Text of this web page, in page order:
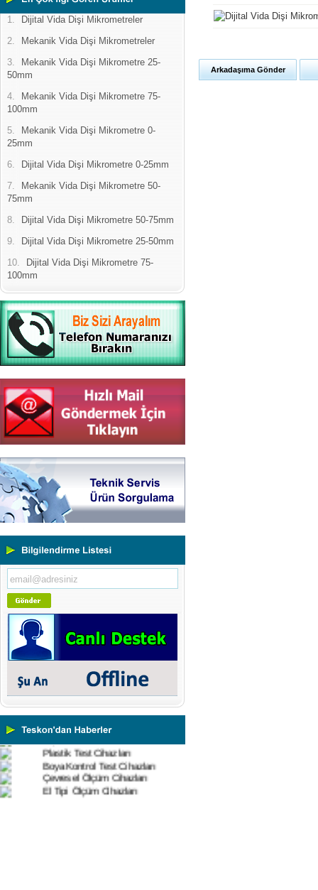
1.
Dijital Vida Dişi Mikrometreler
2.
Mekanik Vida Dişi Mikrometreler
3.
Mekanik Vida Dişi Mikrometre 25-
50mm
4.
Mekanik Vida Dişi Mikrometre 75-
100mm
5.
Mekanik Vida Dişi Mikrometre 0-
25mm
6.
Dijital Vida Dişi Mikrometre 0-25mm
7.
Mekanik Vida Dişi Mikrometre 50-
75mm
8.
Dijital Vida Dişi Mikrometre 50-75mm
9.
Dijital Vida Dişi Mikrometre 25-50mm
10.
Dijital Vida Dişi Mikrometre 75-
100mm
Yeni Binamıza TAŞINDIK
Portatif ve Tezgah Tipi Sertlik
Ölçüm Cihazları
Kaplama Kalınlığı Ölçüm
Cihazları
Cihazları
Yüzey Pürüzlülük Ölçüm
Vİbrasyon Test Cihazları
Mikroskoplar
Numune Hazırlama Cihazları
Profil Projektörler
Video Ölçüm Sistemleri
3 Boyutlu Ölçüm Cihazları
Beton Test Cihazları
Impact Test Cihazları
Boya Kontrol Test Cihazları
Çevresel Ölçüm Cihazları
El Tipi Ölçüm Cihazları
Arkadaşıma Gönder